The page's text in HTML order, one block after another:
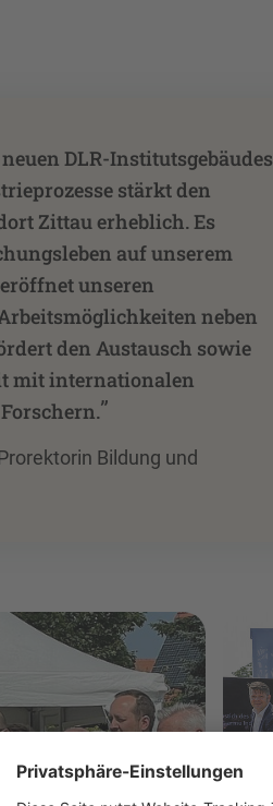
DLR-Institutsgebäudes
stärkt den
Zittau erheblich. Es
auf unserem
unseren
neben
den Austausch sowie
mit internationalen
”
Bildung und